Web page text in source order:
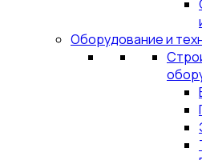
Оборудование и